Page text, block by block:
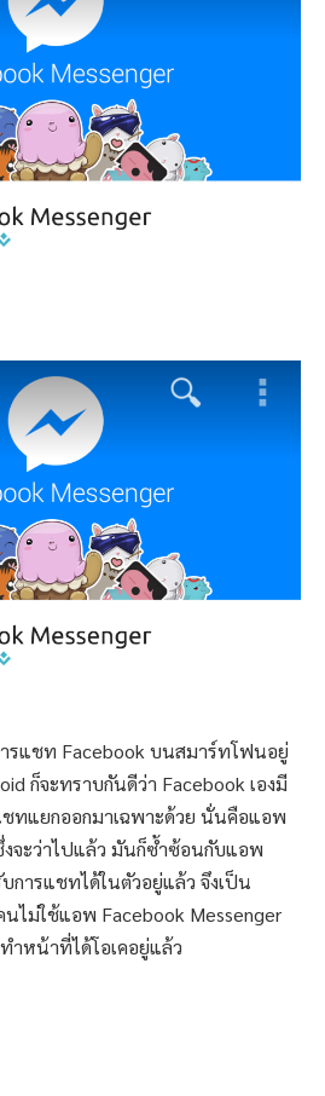
รแชท Facebook บนสมาร์ทโฟนอยู่
ก็จะทราบกันดีว่า Facebook เองมี
ทแยกออกมาเฉพาะด้วย นั่นคือแอพ
งจะว่าไปแล้ว มันก็ซ้ำซ้อนกับแอพ
การแชทได้ในตัวอยู่แล้ว จึงเป็น
ไม่ใช้แอพ Facebook Messenger
ำหน้าที่ได้โอเคอยู่แล้ว